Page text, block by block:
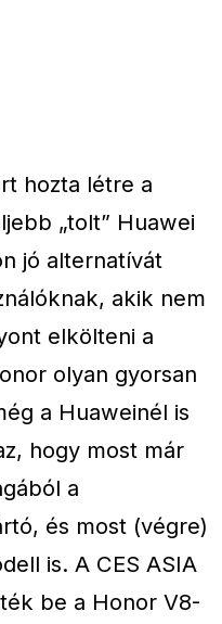
hozta létre a
„tolt” Huawei
jó alternatívát
akik nem
elkölteni a
olyan gyorsan
a Huaweinél is
hogy most már
a
és most (végre)
is. A CES ASIA
be a Honor V8-